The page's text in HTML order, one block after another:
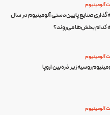
آلومینیوم
صنایع پایین‌دستی آلومینیوم در سال
آلومینیوم
روسیه زیر ذره‌بین اروپا
آلومینیوم